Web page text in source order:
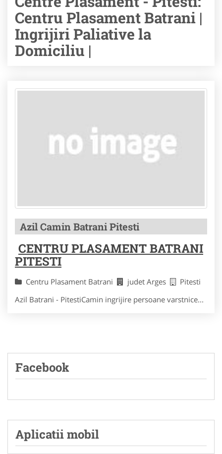
Centru Plasament Batrani |
Ingrijiri Paliative la
Domiciliu |
Azil Camin Batrani Pitesti
CENTRU PLASAMENT BATRANI
PITESTI
Centru Plasament Batrani judet Arges
Pitesti
Azil Batrani - PitestiCamin ingrijire persoane varstnice...
Facebook
Aplicatii mobil